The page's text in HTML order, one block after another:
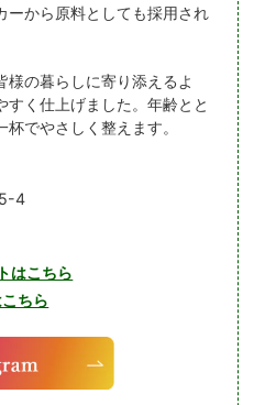
ーから原料としても採用され
様の暮らしに寄り添えるよ
すく仕上げました。年齢とと
でやさしく整えます。
4
はこちら
ちら